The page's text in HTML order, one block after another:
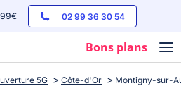
02 99 36 30 54
Bons plans
5G Côte-d'Or Montigny-sur-